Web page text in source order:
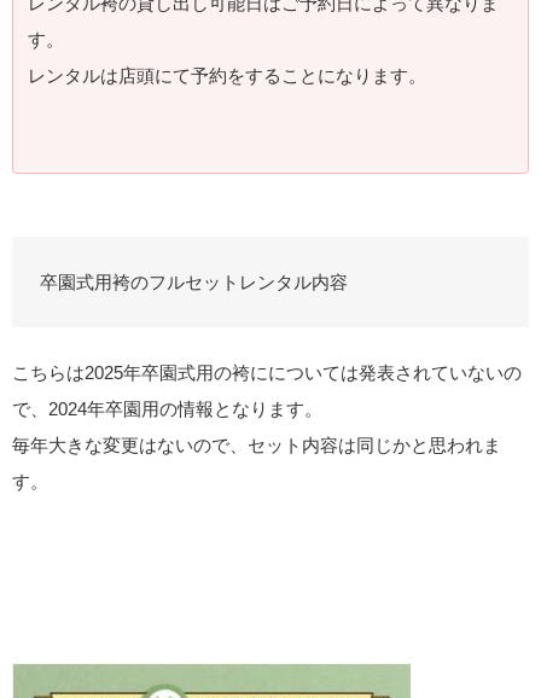
す。
レンタルは店頭にて予約をすることになります。
卒園式用袴のフルセットレンタル内容
こちらは2025年卒園式用の袴にについては発表されていないの
で、2024年卒園用の情報となります。
毎年大きな変更はないので、セット内容は同じかと思われま
す。